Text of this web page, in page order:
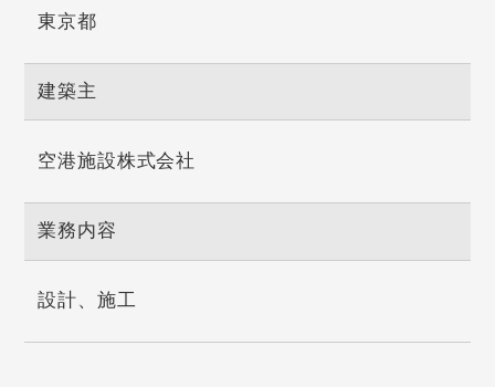
東京都
建築主
空港施設株式会社
業務内容
設計、施工